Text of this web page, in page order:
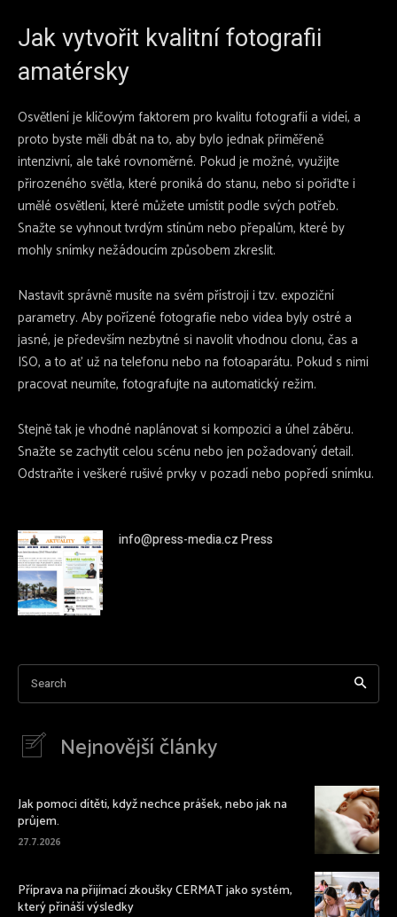
Jak vytvořit kvalitní fotografii
amatérsky
Osvětlení je klíčovým faktorem pro kvalitu fotografií a videí, a
proto byste měli dbát na to, aby bylo jednak přiměřeně
intenzivní, ale také rovnoměrné. Pokud je možné, využijte
přirozeného světla, které proniká do stanu, nebo si pořiďte i
umělé osvětlení, které můžete umístit podle svých potřeb.
Snažte se vyhnout tvrdým stínům nebo přepalům, které by
mohly snímky nežádoucím způsobem zkreslit.
Nastavit správně musíte na svém přístroji i tzv. expoziční
parametry. Aby pořízené fotografie nebo videa byly ostré a
jasné, je především nezbytné si navolit vhodnou clonu, čas a
ISO, a to ať už na telefonu nebo na fotoaparátu. Pokud s nimi
pracovat neumíte, fotografujte na automatický režim.
Stejně tak je vhodné naplánovat si kompozici a úhel záběru.
Snažte se zachytit celou scénu nebo jen požadovaný detail.
Odstraňte i veškeré rušivé prvky v pozadí nebo popředí snímku.
info@press-media.cz Press
Search
Nejnovější články
Jak pomoci dítěti, když nechce prášek, nebo jak na
průjem.
27.7.2026
Příprava na přijímací zkoušky CERMAT jako systém,
který přináší výsledky